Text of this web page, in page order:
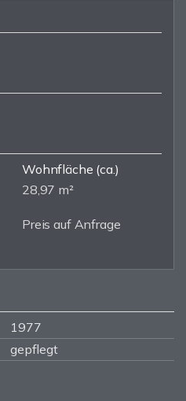
Wohnfläche (ca.)
28,97 m²
Preis auf Anfrage
1977
gepflegt